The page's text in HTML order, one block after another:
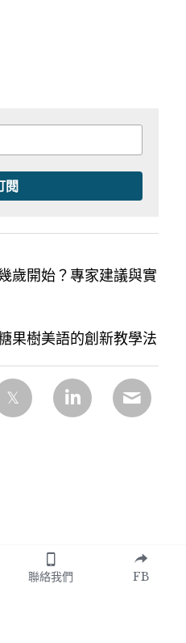
閱
歲開始？專家建議與實
果樹美語的創新教學法
聯絡我們 FB